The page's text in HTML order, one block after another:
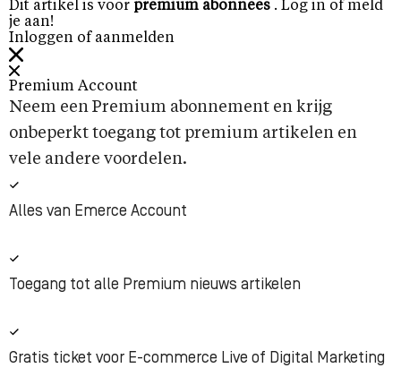
Dit artikel is voor premium abonnees . Log in of meld
je aan!
Inloggen of aanmelden
Premium Account
Neem een Premium abonnement en krijg
onbeperkt toegang tot premium artikelen en
vele andere voordelen.
Alles van Emerce Account
Toegang tot alle Premium nieuws artikelen
Gratis ticket voor E-commerce Live of Digital Marketing